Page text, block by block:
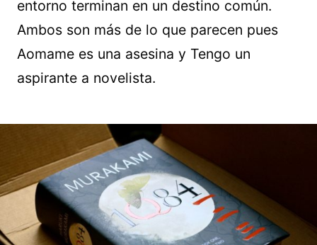
entorno terminan en un destino común.
Ambos son más de lo que parecen pues
Aomame es una asesina y Tengo un
aspirante a novelista.